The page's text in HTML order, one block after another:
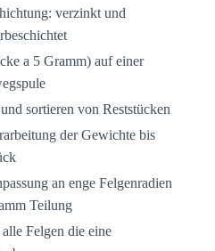
verzinkt und
a 5 Gramm) auf einer
sortieren von Reststücken
der Gewichte bis
an enge Felgenradien
Teilung
Felgen die eine